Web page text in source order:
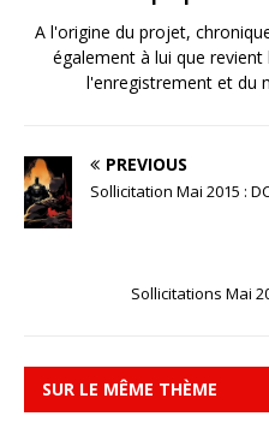
A l'origine du projet,
également à lui que
l'enregistrement et du
PREVIOUS
Sollicitation Mai 2015 :
Sollicitations Mai
SUR LE MÊME THÈME